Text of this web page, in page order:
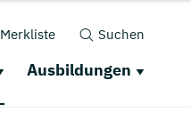
Merkliste Suchen
Ausbildungen